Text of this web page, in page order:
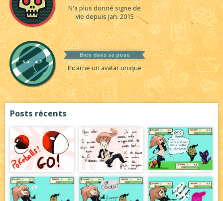
N'a plus donné signe de
vie depuis Jan. 2015
Bien dans sa peau
Incarne un avatar unique
Posts récents